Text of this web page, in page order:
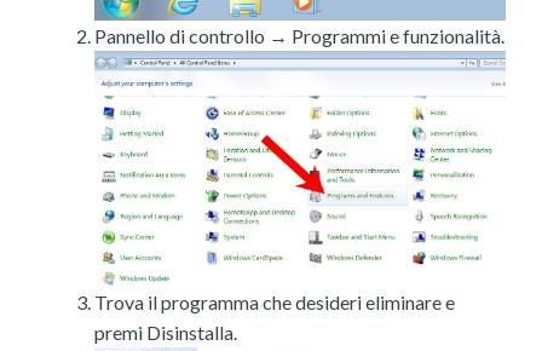
Pannello di controllo → Programmi e funzionalità.
Trova il programma che desideri eliminare e
premi Disinstalla.